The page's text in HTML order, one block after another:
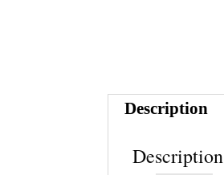
Description
Description